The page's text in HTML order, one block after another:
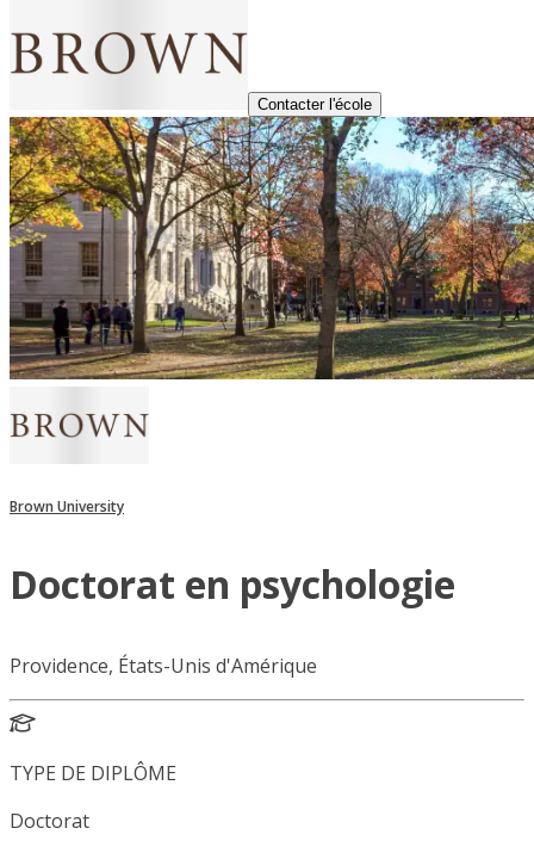
Contacter l'école
Brown University
Doctorat en psychologie
Providence, États-Unis d'Amérique
TYPE DE DIPLÔME
Doctorat